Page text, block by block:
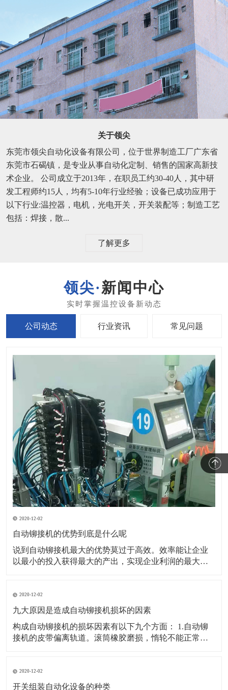
关于领尖
东莞市领尖自动化设备有限公司，位于世界制造工厂广东省
东莞市石碣镇，是专业从事自动化定制、销售的国家高新技
术企业。 公司成立于2013年，在职员工约30-40人，其中研
发工程师约15人，均有5-10年行业经验；设备已成功应用于
以下行业:温控器，电机，光电开关，开关装配等；制造工艺
包括：焊接，散...
了解更多
新闻中心
公司动态 行业资讯 常见问题
2020-12-02
自动铆接机的优势到底是什么呢
说到自动铆接机最大的优势莫过于高效。效率能让企业
以最小的投入获得最大的产出，实现企业利润的最大
有工作效率。并且逐个人工铆接也不可能保证产品的一
致性。所以企业必然会选择可以实现自动穿接自动铆接
2020-12-02
九大原因是造成自动铆接机损坏的因素
构成自动铆接机的损坏因素有以下九个方面： 1.自动铆
接机的皮带偏离轨道。滚筒橡胶磨损，惰轮不能正常工
在，在排出之前，皮带部分中的惰轮有一定的磨损。 2.
自动铆接机的皮带返回部分固定在骨灰上
2020-12-02
开关组装自动化设备的种类